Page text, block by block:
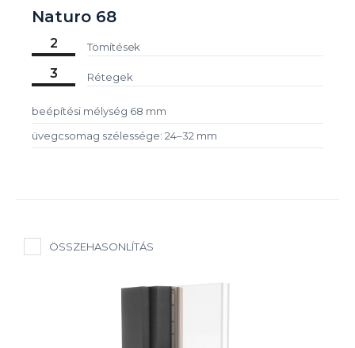
Naturo 68
2 Tömítések
3 Rétegek
beépítési mélység 68 mm
üvegcsomag szélessége: 24–32 mm
ÖSSZEHASONLÍTÁS